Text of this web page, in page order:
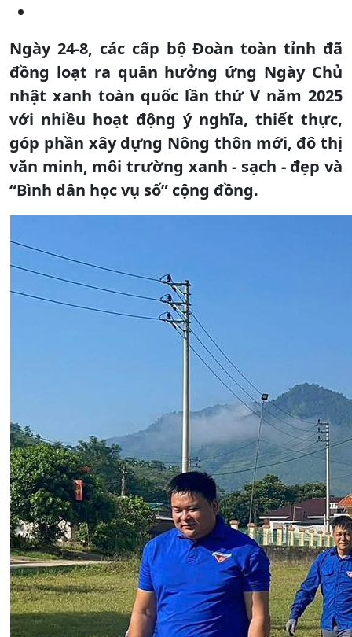
Ngày 24-8, các cấp bộ Đoàn toàn tỉnh đã
đồng loạt ra quân hưởng ứng Ngày Chủ
nhật xanh toàn quốc lần thứ V năm 2025
với nhiều hoạt động ý nghĩa, thiết thực,
góp phần xây dựng Nông thôn mới, đô thị
văn minh, môi trường xanh - sạch - đẹp và
“Bình dân học vụ số” cộng đồng.